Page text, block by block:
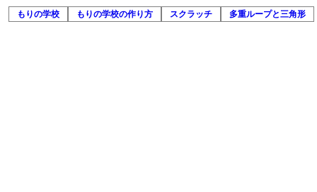
もりの学校 もりの学校の作り方 スクラッチ 多重ループと三角形